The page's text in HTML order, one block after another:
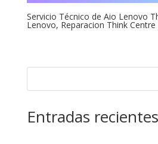
Servicio Técnico de Aio Lenovo
Lenovo, Reparacion Think
Entradas recientes